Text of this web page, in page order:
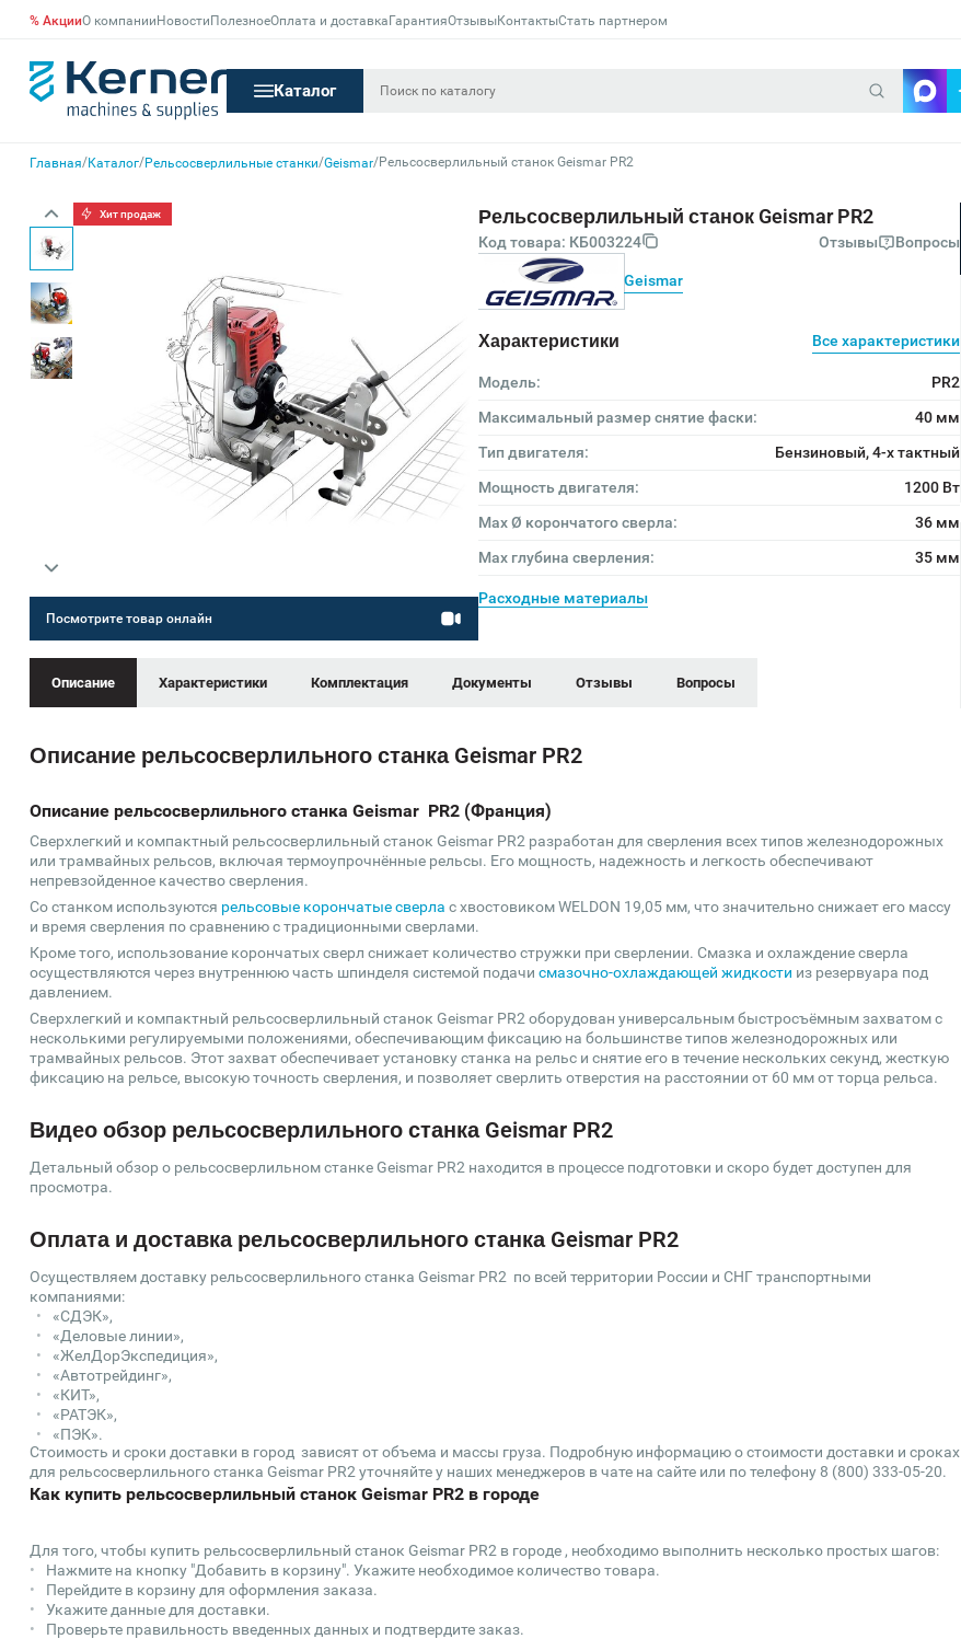
% АкцииО компанииНовостиПолезноеОплата и доставкаГарантияОтзывыКонтактыСтать партнером
Каталог
Главная/Каталог/Рельсосверлильные станки/Geismar/Рельсосверлильный станок Geismar PR2
Хит продаж
Посмотрите товар онлайн
Рельсосверлильный станок Geismar PR2
Код товара: КБ003224 Отзывы Вопросы
Geismar
Характеристики Все характеристики
Модель:
PR2
Максимальный размер снятие фаски:
40 мм
Тип двигателя:
Бензиновый, 4-х тактный
Мощность двигателя:
1200 Вт
Мах Ø корончатого сверла:
36 мм
Мах глубина сверления:
35 мм
Расходные материалы
Описание Характеристики Комплектация Документы Отзывы Вопросы
Описание рельсосверлильного станка Geismar PR2
Описание рельсосверлильного станка Geismar PR2 (Франция)
Сверхлегкий и компактный рельсосверлильный станок Geismar PR2 разработан для сверления всех типов железнодорожных
или трамвайных рельсов, включая термоупрочнённые рельсы. Его мощность, надежность и легкость обеспечивают
непревзойденное качество сверления.
Со станком используются рельсовые корончатые сверла с хвостовиком WELDON 19,05 мм, что значительно снижает его массу
и время сверления по сравнению с традиционными сверлами.
Кроме того, использование корончатых сверл снижает количество стружки при сверлении. Смазка и охлаждение сверла
осуществляются через внутреннюю часть шпинделя системой подачи смазочно-охлаждающей жидкости из резервуара под
давлением.
Сверхлегкий и компактный рельсосверлильный станок Geismar PR2 оборудован универсальным быстросъёмным захватом с
несколькими регулируемыми положениями, обеспечивающим фиксацию на большинстве типов железнодорожных или
трамвайных рельсов. Этот захват обеспечивает установку станка на рельс и снятие его в течение нескольких секунд, жесткую
фиксацию на рельсе, высокую точность сверления, и позволяет сверлить отверстия на расстоянии от 60 мм от торца рельса.
Видео обзор рельсосверлильного станка Geismar PR2
Детальный обзор о рельсосверлильном станке Geismar PR2 находится в процессе подготовки и скоро будет доступен для
просмотра.
Оплата и доставка рельсосверлильного станка Geismar PR2
Осуществляем доставку рельсосверлильного станка Geismar PR2 по всей территории России и СНГ транспортными
компаниями:
«СДЭК»,
«Деловые линии»,
«ЖелДорЭкспедиция»,
«Автотрейдинг»,
«КИТ»,
«РАТЭК»,
«ПЭК».
Стоимость и сроки доставки в город зависят от объема и массы груза. Подробную информацию о стоимости доставки и сроках
для рельсосверлильного станка Geismar PR2 уточняйте у наших менеджеров в чате на сайте или по телефону 8 (800) 333-05-20.
Как купить рельсосверлильный станок Geismar PR2 в городе
Для того, чтобы купить рельсосверлильный станок Geismar PR2 в городе , необходимо выполнить несколько простых шагов:
Нажмите на кнопку "Добавить в корзину". Укажите необходимое количество товара.
Перейдите в корзину для оформления заказа.
Укажите данные для доставки.
Проверьте правильность введенных данных и подтвердите заказ.